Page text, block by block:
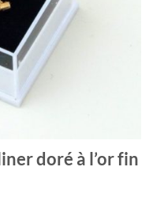
doré à l’or fin